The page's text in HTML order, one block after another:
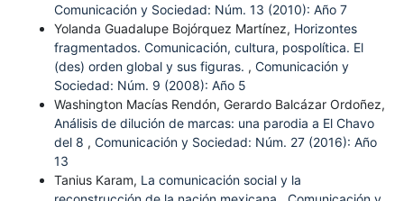
Comunicación y Sociedad: Núm. 13 (2010): Año 7
Yolanda Guadalupe Bojórquez Martínez, Horizontes
fragmentados. Comunicación, cultura, pospolítica. El
(des) orden global y sus figuras. , Comunicación y
Sociedad: Núm. 9 (2008): Año 5
Washington Macías Rendón, Gerardo Balcázar Ordoñez,
Análisis de dilución de marcas: una parodia a El Chavo
del 8 , Comunicación y Sociedad: Núm. 27 (2016): Año
13
Tanius Karam, La comunicación social y la